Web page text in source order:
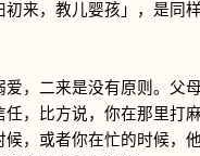
来，教儿婴孩」，是同
二来是没有原则。父
任，比方说，你在那里打
，或者你在忙的时候，